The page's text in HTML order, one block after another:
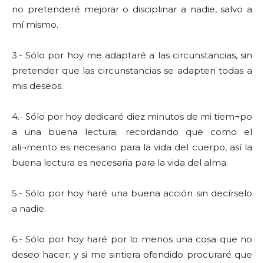
no pretenderé mejorar o disciplinar a nadie, salvo a
mí mismo.
3.- Sólo por hoy me adaptaré a las circunstancias, sin
pretender que las circunstancias se adapten todas a
mis deseos.
4.- Sólo por hoy dedicaré diez minutos de mi tiem¬po
a una buena lectura; recordando que como el
ali¬mento es necesario para la vida del cuerpo, así la
buena lectura es necesaria para la vida del alma.
5.- Sólo por hoy haré una buena acción sin decírselo
a nadie.
6.- Sólo por hoy haré por lo menos una cosa que no
deseo hacer; y si me sintiera ofendido procuraré que